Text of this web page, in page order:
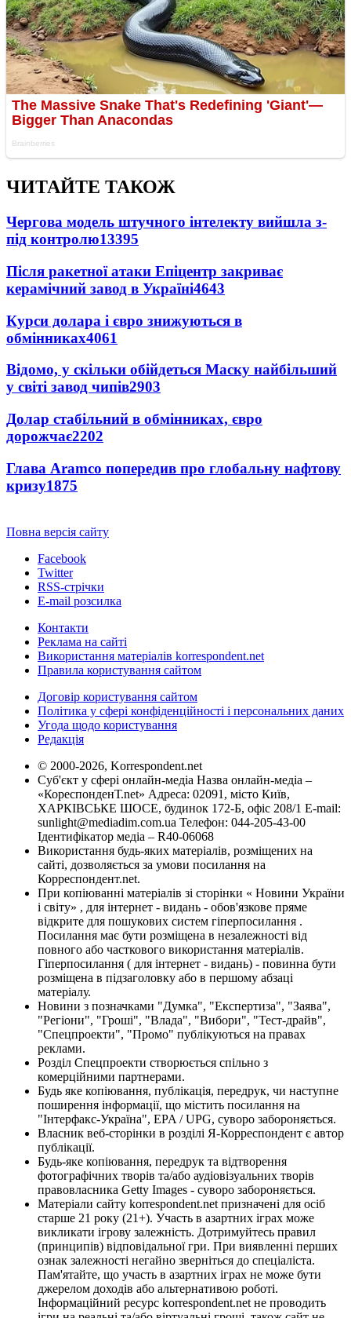
ЧИТАЙТЕ ТАКОЖ
Чергова модель штучного інтелекту вийшла з-
під контролю13395
Після ракетної атаки Епіцентр закриває
керамічний завод в Україні4643
Курси долара і євро знижуються в
обмінниках4061
Відомо, у скільки обійдеться Маску найбільший
у світі завод чипів2903
Долар стабільний в обмінниках, євро
дорожчає2202
Глава Aramco попередив про глобальну нафтову
кризу1875
Повна версія сайту
Facebook
Twitter
RSS-стрічки
E-mail розсилка
Контакти
Реклама на сайті
Використання матеріалів korrespondent.net
Правила користування сайтом
Договір користування сайтом
Політика у сфері конфіденційності і персональних даних
Угода щодо користування
Редакція
© 2000-2026, Korrespondent.net
Суб'єкт у сфері онлайн-медіа Назва онлайн-медіа –
«КореспонденТ.net» Адреса: 02091, місто Київ,
ХАРКІВСЬКЕ ШОСЕ, будинок 172-Б, офіс 208/1 E-mail:
sunlight@mediadim.com.ua Телефон: 044-205-43-00
Ідентифікатор медіа – R40-06068
Використання будь-яких матеріалів, розміщених на
сайті, дозволяється за умови посилання на
Корреспондент.net.
При копіюванні матеріалів зі сторінки « Новини України
і світу» , для інтернет - видань - обов'язкове пряме
відкрите для пошукових систем гіперпосилання .
Посилання має бути розміщена в незалежності від
повного або часткового використання матеріалів.
Гіперпосилання ( для інтернет - видань) - повинна бути
розміщена в підзаголовку або в першому абзаці
матеріалу.
Новини з позначками "Думка", "Експертиза", "Заява",
"Регіони", "Гроші", "Влада", "Вибори", "Тест-драйв",
"Спецпроекти", "Промо" публікуються на правах
реклами.
Розділ Спецпроекти створюється спільно з
комерційними партнерами.
Будь яке копіювання, публікація, передрук, чи наступне
поширення інформації, що містить посилання на
"Інтерфакс-Україна", EPA / UPG, суворо забороняється.
Власник веб-сторінки в розділі Я-Корреспондент є автор
публікації.
Будь-яке копіювання, передрук та відтворення
фотографічних творів та/або аудіовізуальних творів
правовласника Getty Images - суворо забороняється.
Матеріали сайту korrespondent.net призначені для осіб
старше 21 року (21+). Участь в азартних іграх може
викликати ігрову залежність. Дотримуйтесь правил
(принципів) відповідальної гри. При виявленні перших
ознак залежності негайно зверніться до спеціаліста.
Пам'ятайте, що участь в азартних іграх не може бути
джерелом доходів або альтернативою роботі.
Інформаційний ресурс korrespondent.net не проводить